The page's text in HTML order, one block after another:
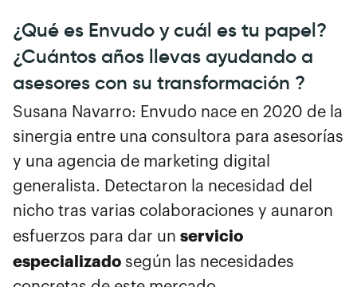
¿Qué es Envudo y cuál es tu papel?
¿Cuántos años llevas ayudando a
asesores con su transformación ?
Susana Navarro: Envudo nace en 2020 de la
sinergia entre una consultora para asesorías
y una agencia de marketing digital
generalista. Detectaron la necesidad del
nicho tras varias colaboraciones y aunaron
esfuerzos para dar un servicio
especializado según las necesidades